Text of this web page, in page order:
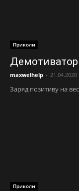
Приколи
maxwelhelp - 21.04.2020
Заряд позитиву на
Приколи